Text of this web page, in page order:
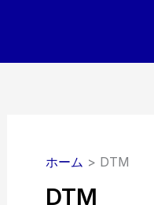
ホーム
DTM
DTM